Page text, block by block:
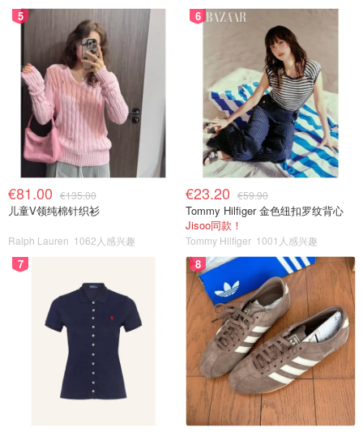
5
€81.00 €135.00
儿童V领纯棉针织衫
Ralph Lauren 1062人感兴趣
6
€23.20 €59.90
Tommy Hilfiger 金色纽扣罗纹背心
Jisoo同款！
Tommy Hilfiger 1001人感兴趣
7 8